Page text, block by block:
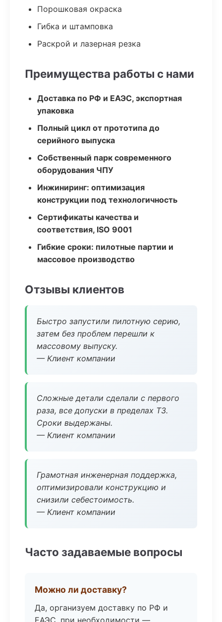
Порошковая окраска
Гибка и штамповка
Раскрой и лазерная резка
Преимущества работы с нами
Доставка по РФ и ЕАЭС, экспортная
упаковка
Полный цикл от прототипа до
серийного выпуска
Собственный парк современного
оборудования ЧПУ
Инжиниринг: оптимизация
конструкции под технологичность
Сертификаты качества и
соответствия, ISO 9001
Гибкие сроки: пилотные партии и
массовое производство
Отзывы клиентов
Быстро запустили пилотную серию,
затем без проблем перешли к
массовому выпуску.
— Клиент компании
Сложные детали сделали с первого
раза, все допуски в пределах ТЗ.
Сроки выдержаны.
— Клиент компании
Грамотная инженерная поддержка,
оптимизировали конструкцию и
снизили себестоимость.
— Клиент компании
Часто задаваемые вопросы
Можно ли доставку?
Да, организуем доставку по РФ и
ЕАЭС, при необходимости —